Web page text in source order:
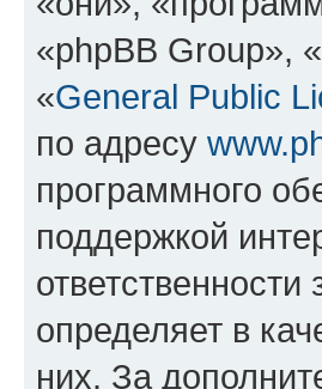
«phpBB Group»,
«General Public
по адресу
программного
поддержкой
определяет в
них. За